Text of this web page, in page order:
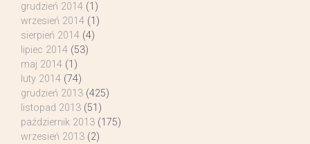
grudzień 2014 (1)
wrzesień 2014 (1)
sierpień 2014 (4)
lipiec 2014 (53)
maj 2014 (1)
luty 2014 (74)
grudzień 2013 (425)
listopad 2013 (51)
październik 2013 (175)
wrzesień 2013 (2)